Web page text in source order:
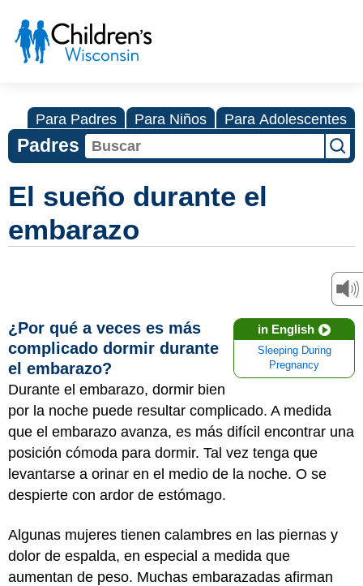
Para Padres Para Niños Para Adolescentes
Padres
El sueño durante el
embarazo
in English
Sleeping During
Pregnancy
¿Por qué a veces es más
complicado dormir durante
el embarazo?
Durante el embarazo, dormir bien
por la noche puede resultar complicado. A medida
que el embarazo avanza, es más difícil encontrar una
posición cómoda para dormir. Tal vez tenga que
levantarse a orinar en el medio de la noche. O se
despierte con ardor de estómago.
Algunas mujeres tienen calambres en las piernas y
dolor de espalda, en especial a medida que
aumentan de peso. Muchas embarazadas afirman